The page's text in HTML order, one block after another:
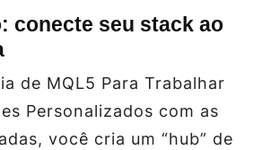
conecte seu stack ao
de MQL5 Para Trabalhar
Personalizados com as
você cria um “hub” de